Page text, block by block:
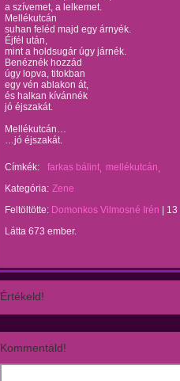
a szívemet, a lelkemet.
Mellékutcán
suhan feléd majd egy árnyék.
Éjfél után,
mint a holdsugár úgy járnék.
Benéznék hozzád
úgy lopva, titokban
egy vén ablakon át,
és halkan kívánnék
jó éjszakát.
Mellékutcán…
…jó éjszakát.
Címkék: farkas bálint
mellékutcán
Kategória: Zene
Feltöltötte: Domonkos Vilmosné Irén
13
Látta 673 ember.
Értékeld!
Kommentáld!